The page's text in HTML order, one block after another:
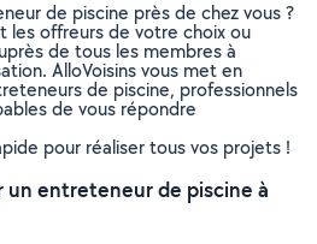
de piscine près de chez vous ?
les offreurs de votre choix ou
de tous les membres à
AlloVoisins vous met en
de piscine, professionnels
de vous répondre
pour réaliser tous vos projets !
entreteneur de piscine à